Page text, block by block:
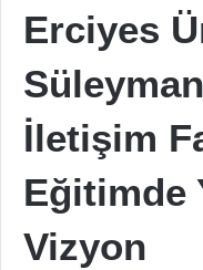
Erciyes
İletişim
Eğitimde
Vizyon